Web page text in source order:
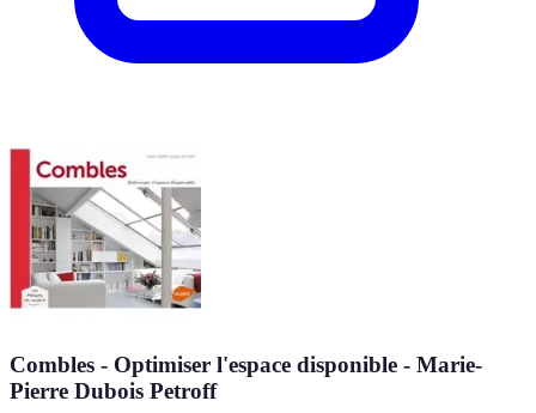
Combles - Optimiser l'espace disponible - Marie-
Pierre Dubois Petroff